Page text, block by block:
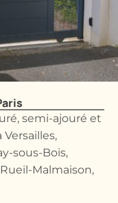
semi-ajouré et
sous-Bois,
Malmaison,